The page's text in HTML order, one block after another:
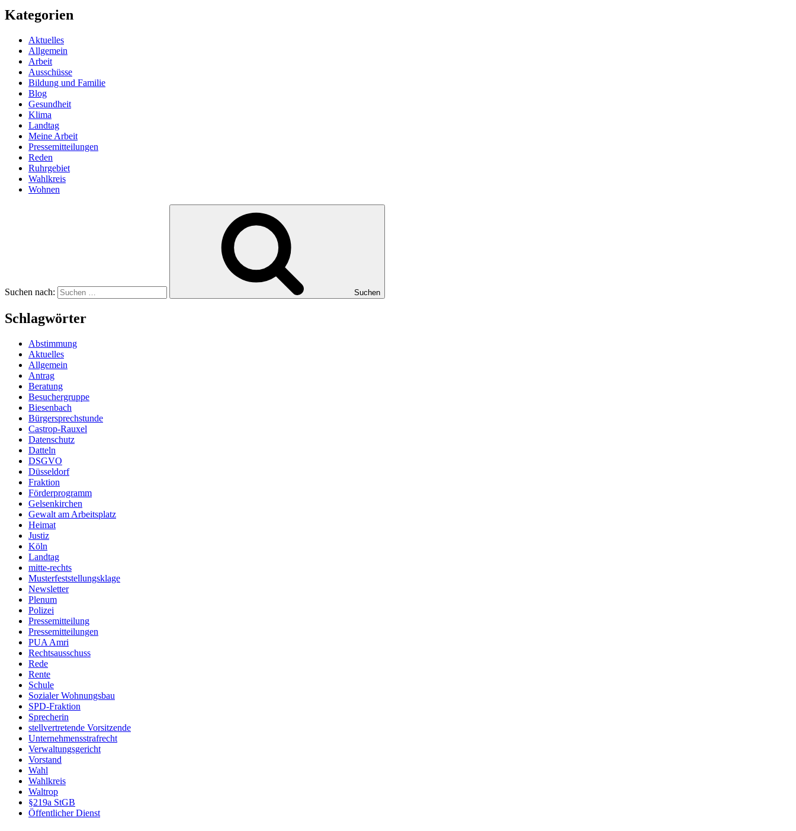
Kategorien
Aktuelles
Allgemein
Arbeit
Ausschüsse
Bildung und Familie
Blog
Gesundheit
Klima
Landtag
Meine Arbeit
Pressemitteilungen
Reden
Ruhrgebiet
Wahlkreis
Wohnen
Suchen nach: Suchen
Schlagwörter
Abstimmung
Aktuelles
Allgemein
Antrag
Beratung
Besuchergruppe
Biesenbach
Bürgersprechstunde
Castrop-Rauxel
Datenschutz
Datteln
DSGVO
Düsseldorf
Fraktion
Förderprogramm
Gelsenkirchen
Gewalt am Arbeitsplatz
Heimat
Justiz
Köln
Landtag
mitte-rechts
Musterfeststellungsklage
Newsletter
Plenum
Polizei
Pressemitteilung
Pressemitteilungen
PUA Amri
Rechtsausschuss
Rede
Rente
Schule
Sozialer Wohnungsbau
SPD-Fraktion
Sprecherin
stellvertretende Vorsitzende
Unternehmensstrafrecht
Verwaltungsgericht
Vorstand
Wahl
Wahlkreis
Waltrop
§219a StGB
Öffentlicher Dienst